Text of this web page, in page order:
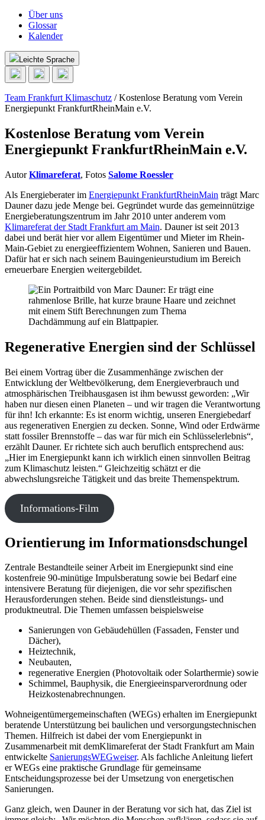
Über uns
Glossar
Kalender
Leichte Sprache
Team Frankfurt Klimaschutz /Kostenlose Beratung vom Verein
Energiepunkt FrankfurtRheinMain e.V.
Kostenlose Beratung vom Verein
Energiepunkt FrankfurtRheinMain e.V.
AutorKlimareferat, Fotos Salome Roessler
Als Energieberater im Energiepunkt FrankfurtRheinMain trägt Marc
Dauner dazu jede Menge bei. Gegründet wurde das gemeinnützige
Energieberatungszentrum im Jahr 2010 unter anderem vom
Klimareferat der Stadt Frankfurt am Main. Dauner ist seit 2013
dabei und berät hier vor allem Eigentümer und Mieter im Rhein-
Main-Gebiet zu energieeffizientem Wohnen, Sanieren und Bauen.
Dafür hat er sich nach seinem Bauingenieurstudium im Bereich
erneuerbare Energien weitergebildet.
Regenerative Energien sind der Schlüssel
Bei einem Vortrag über die Zusammenhänge zwischen der
Entwicklung der Weltbevölkerung, dem Energieverbrauch und
atmosphärischen Treibhausgasen ist ihm bewusst geworden: „Wir
haben nur diesen einen Planeten – und wir tragen die Verantwortung
für ihn! Ich erkannte: Es ist enorm wichtig, unseren Energiebedarf
aus regenerativen Energien zu decken. Sonne, Wind oder Erdwärme
statt fossiler Brennstoffe – das war für mich ein Schlüsselerlebnis“,
erzählt Dauner. Er richtete sich auch beruflich entsprechend aus:
„Hier im Energiepunkt kann ich wirklich einen sinnvollen Beitrag
zum Klimaschutz leisten.“ Gleichzeitig schätzt er die
abwechslungsreiche Tätigkeit und das breite Themenspektrum.
Informations-Film
Orientierung im Informationsdschungel
Zentrale Bestandteile seiner Arbeit im Energiepunkt sind eine
kostenfreie 90-minütige Impulsberatung sowie bei Bedarf eine
intensivere Beratung für diejenigen, die vor sehr spezifischen
Herausforderungen stehen. Beide sind dienstleistungs- und
produktneutral. Die Themen umfassen beispielsweise
Sanierungen von Gebäudehüllen (Fassaden, Fenster und
Dächer),
Heiztechnik,
Neubauten,
regenerative Energien (Photovoltaik oder Solarthermie) sowie
Schimmel, Bauphysik, die Energieeinsparverordnung oder
Heizkostenabrechnungen.
Wohneigentümergemeinschaften (WEGs) erhalten im Energiepunkt
beratende Unterstützung bei baulichen und versorgungstechnischen
Themen. Hilfreich ist dabei der vom Energiepunkt in
Zusammenarbeit mit demKlimareferat der Stadt Frankfurt am Main
entwickelte SanierungsWEGweiser. Als fachliche Anleitung liefert
er WEGs eine praktische Grundlage für gemeinsame
Entscheidungsprozesse bei der Umsetzung von energetischen
Sanierungen.
Ganz gleich, wen Dauner in der Beratung vor sich hat, das Ziel ist